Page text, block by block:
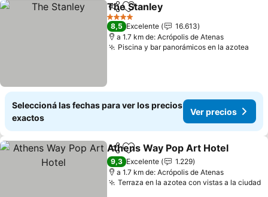
CompartirAñadir a favoritos
The Stanley
4 Estrellas
8,5 Excelente
16.613
a 1.7 km de: Acrópolis de Atenas
Piscina y bar panorámicos en la azotea
Seleccioná las fechas para ver los precios
exactos
Ver precios
CompartirAñadir a favoritos
Athens Way Pop Art Hotel
9,3 Excelente
1.229
a 1.7 km de: Acrópolis de Atenas
Terraza en la azotea con vistas a la ciudad